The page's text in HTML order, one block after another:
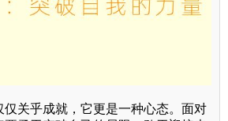
仅关乎成就，它更是一种心态。面对